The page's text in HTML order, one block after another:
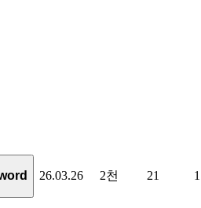
26.03.26 2천 21 1